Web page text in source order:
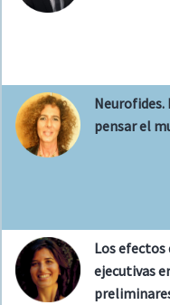
Neurofides.
pensar el
Los
ejecutivas